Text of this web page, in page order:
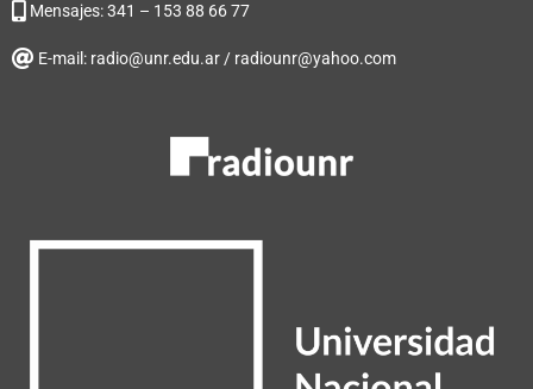
Mensajes: 341 – 153 88 66 77
E-mail: radio@unr.edu.ar / radiounr@yahoo.com